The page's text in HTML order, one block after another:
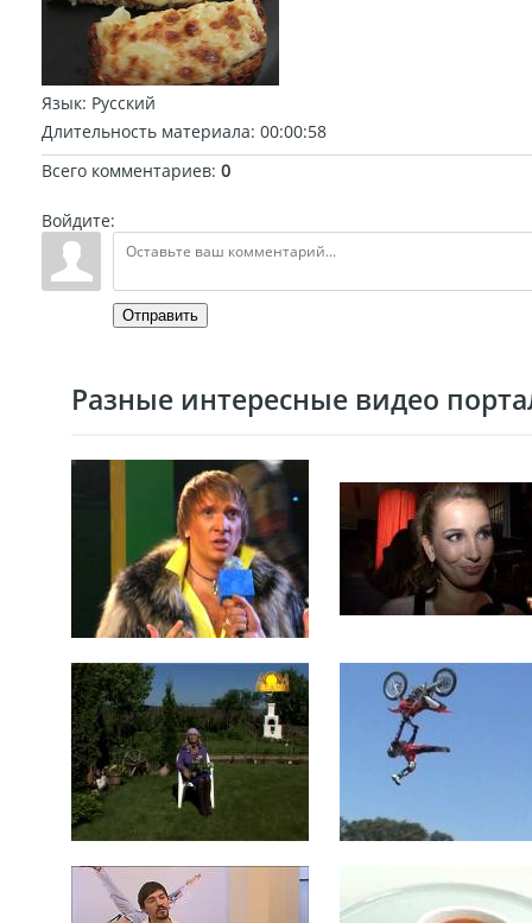
Язык: Русский
Длительность материала: 00:00:58
Всего комментариев: 0
Войдите:
Отправить
Разные интересные видео